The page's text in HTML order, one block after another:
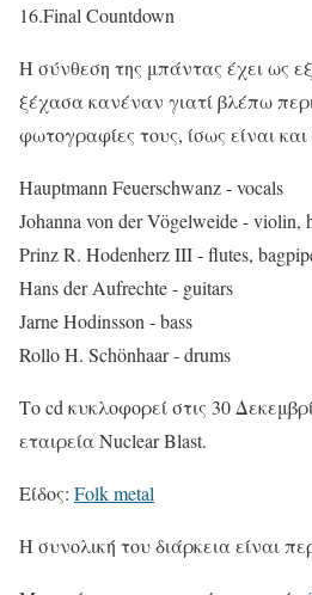
16.Final Countdown
Η σύνθεση της μπάντας έχει ως
ξέχασα κανέναν γιατί βλέπω
φωτογραφίες τους, ίσως είναι και
Hauptmann Feuerschwanz - vocals
Johanna von der Vögelweide - violin,
Prinz R. Hodenherz III - flutes,
Hans der Aufrechte - guitars
Jarne Hodinsson - bass
Rollo H. Schönhaar - drums
Το cd κυκλοφορεί στις 30
εταιρεία Nuclear Blast.
Είδος: Folk metal
Η συνολική του διάρκεια είναι